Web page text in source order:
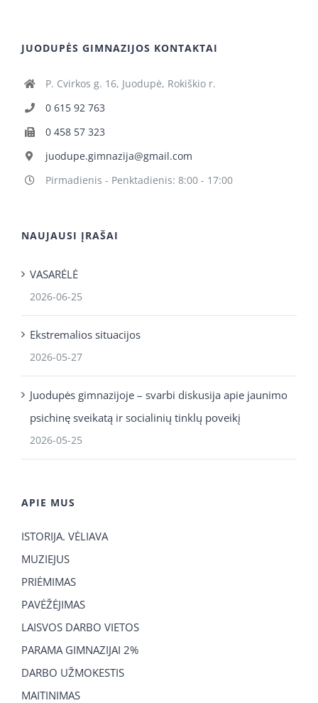
JUODUPĖS GIMNAZIJOS KONTAKTAI
P. Cvirkos g. 16, Juodupė, Rokiškio r.
0 615 92 763
0 458 57 323
juodupe.gimnazija@gmail.com
Pirmadienis - Penktadienis: 8:00 - 17:00
NAUJAUSI ĮRAŠAI
VASARĖLĖ
2026-06-25
Ekstremalios situacijos
2026-05-27
Juodupės gimnazijoje – svarbi diskusija apie jaunimo
psichinę sveikatą ir socialinių tinklų poveikį
2026-05-25
APIE MUS
ISTORIJA. VĖLIAVA
MUZIEJUS
PRIĖMIMAS
PAVĖŽĖJIMAS
LAISVOS DARBO VIETOS
PARAMA GIMNAZIJAI 2%
DARBO UŽMOKESTIS
MAITINIMAS